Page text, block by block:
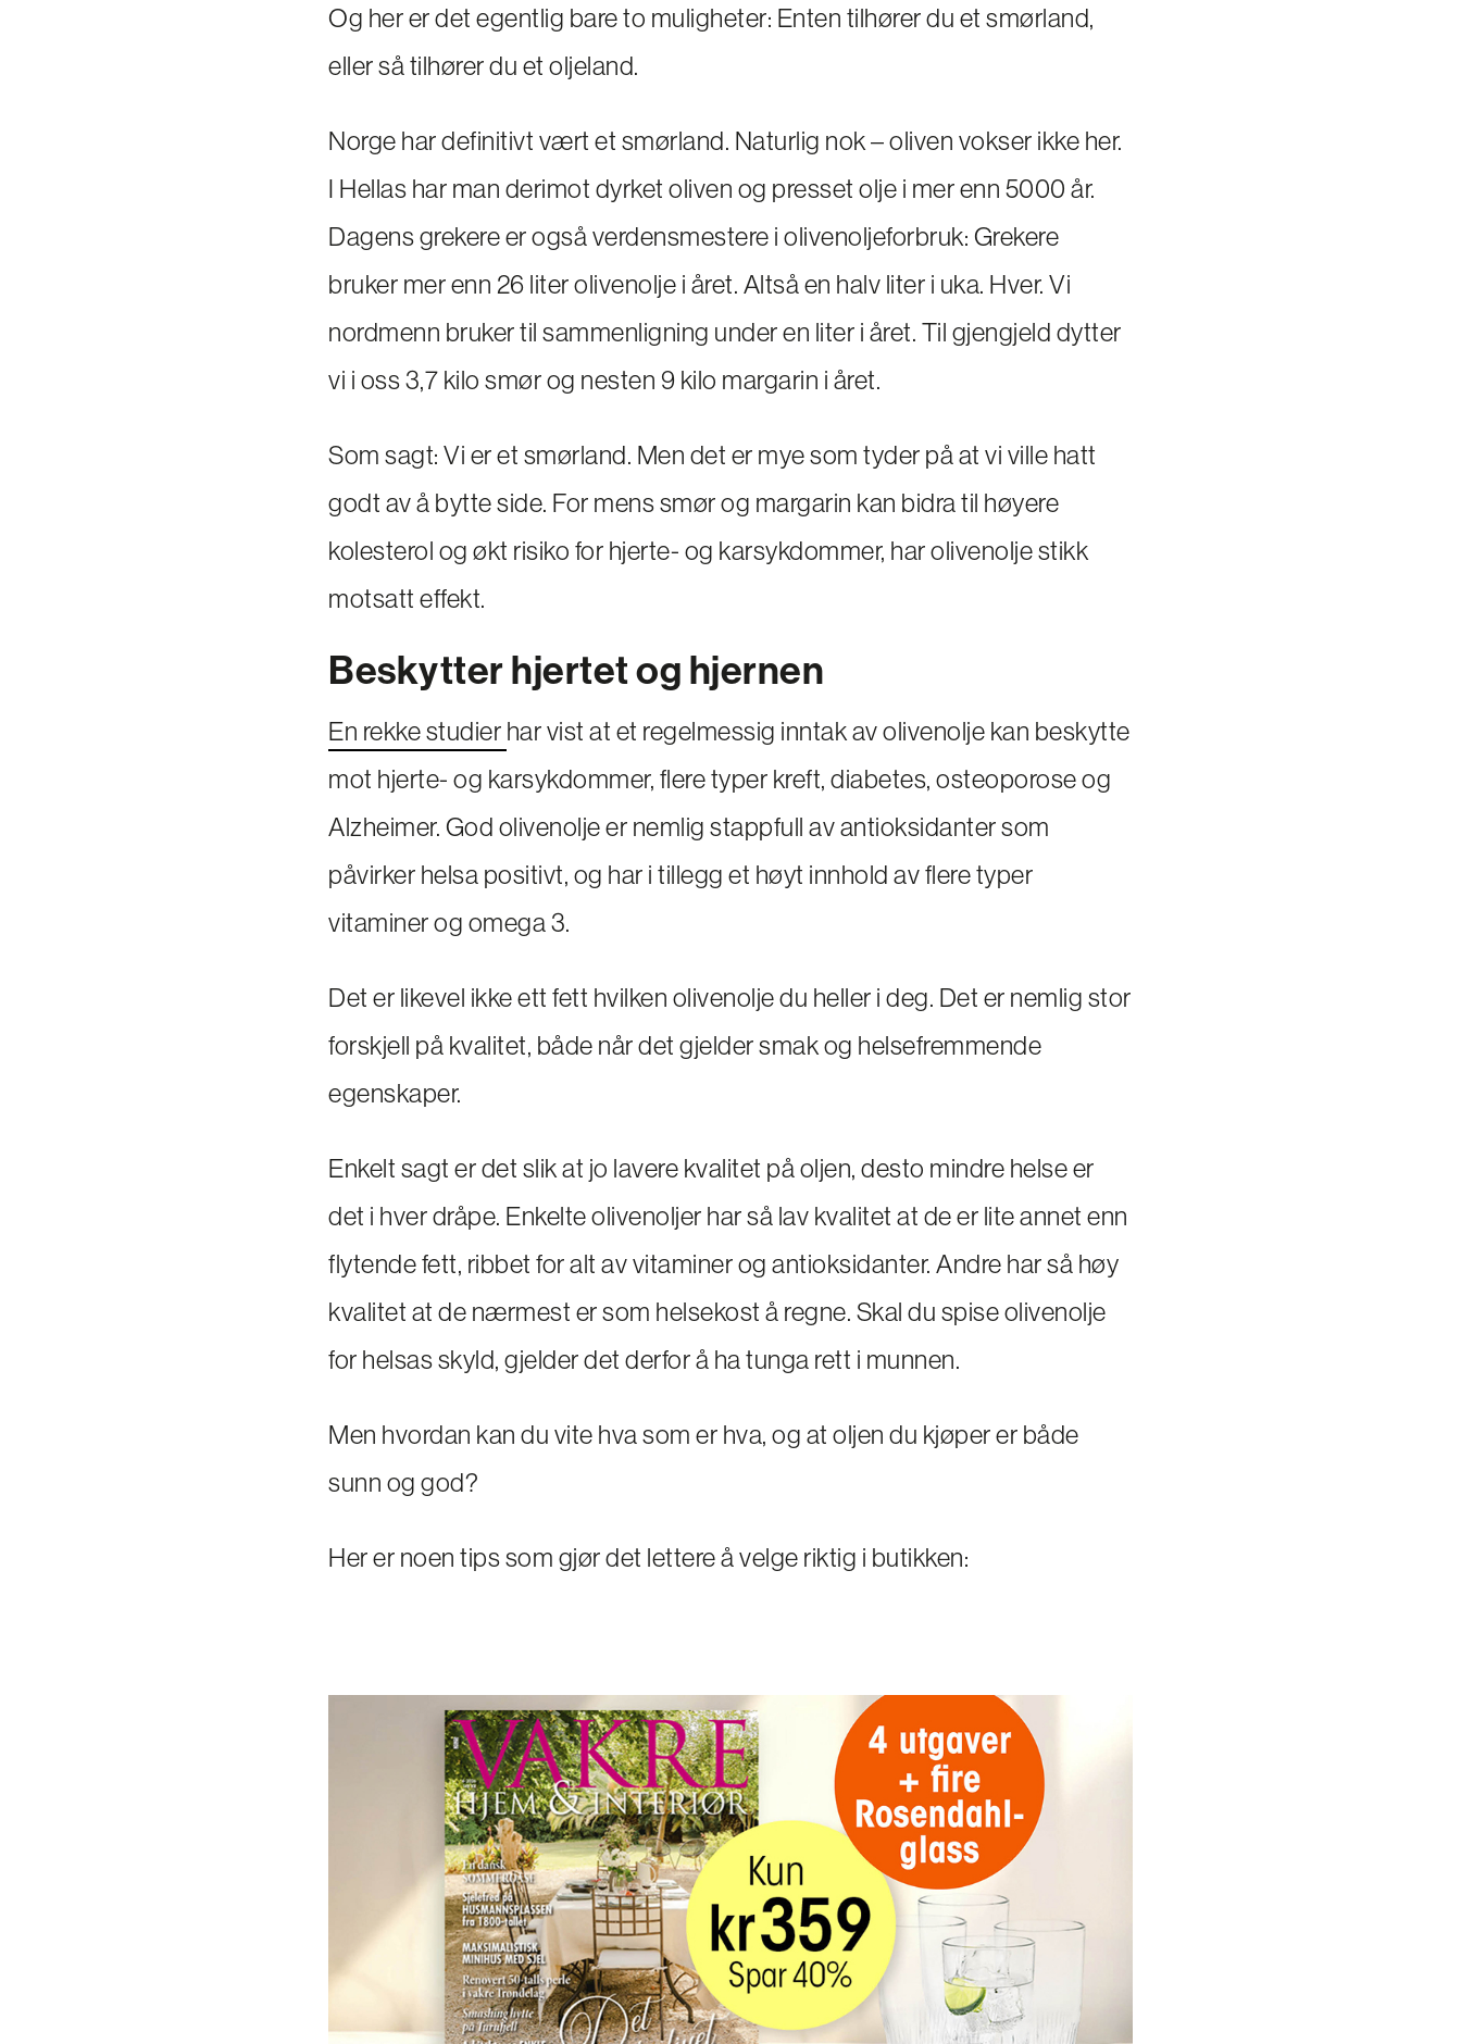
Og her er det egentlig bare to muligheter: Enten tilhører du et smørland,
eller så tilhører du et oljeland.
Norge har definitivt vært et smørland. Naturlig nok – oliven vokser ikke her.
I Hellas har man derimot dyrket oliven og presset olje i mer enn 5000 år.
Dagens grekere er også verdensmestere i olivenoljeforbruk: Grekere
bruker mer enn 26 liter olivenolje i året. Altså en halv liter i uka. Hver. Vi
nordmenn bruker til sammenligning under en liter i året. Til gjengjeld dytter
vi i oss 3,7 kilo smør og nesten 9 kilo margarin i året.
Som sagt: Vi er et smørland. Men det er mye som tyder på at vi ville hatt
godt av å bytte side. For mens smør og margarin kan bidra til høyere
kolesterol og økt risiko for hjerte- og karsykdommer, har olivenolje stikk
motsatt effekt.
Beskytter hjertet og hjernen
En rekke studier har vist at et regelmessig inntak av olivenolje kan beskytte
mot hjerte- og karsykdommer, flere typer kreft, diabetes, osteoporose og
Alzheimer. God olivenolje er nemlig stappfull av antioksidanter som
påvirker helsa positivt, og har i tillegg et høyt innhold av flere typer
vitaminer og omega 3.
Det er likevel ikke ett fett hvilken olivenolje du heller i deg. Det er nemlig stor
forskjell på kvalitet, både når det gjelder smak og helsefremmende
egenskaper.
Enkelt sagt er det slik at jo lavere kvalitet på oljen, desto mindre helse er
det i hver dråpe. Enkelte olivenoljer har så lav kvalitet at de er lite annet enn
flytende fett, ribbet for alt av vitaminer og antioksidanter. Andre har så høy
kvalitet at de nærmest er som helsekost å regne. Skal du spise olivenolje
for helsas skyld, gjelder det derfor å ha tunga rett i munnen.
Men hvordan kan du vite hva som er hva, og at oljen du kjøper er både
sunn og god?
Her er noen tips som gjør det lettere å velge riktig i butikken: